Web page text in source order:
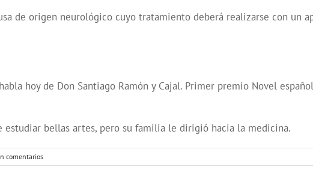
de origen neurológico cuyo tratamiento deberá realizarse con un
hoy de Don Santiago Ramón y Cajal. Primer premio Novel
estudiar bellas artes, pero su familia le dirigió hacia la medicina.
comentarios